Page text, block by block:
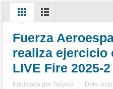
Fuerza
realiza ejercicio
LIVE Fire 2025-2
Publicado porTallyHo Date: